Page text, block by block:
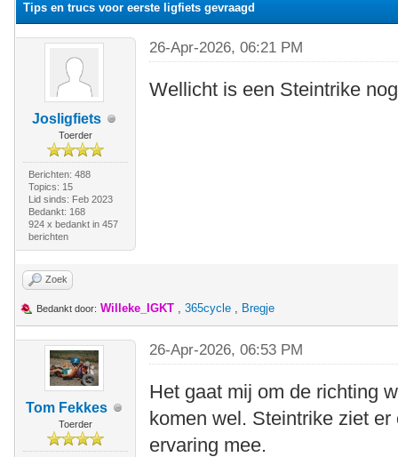
Tips en trucs voor eerste ligfiets gevraagd
Josligfiets
Toerder
Berichten: 488
Topics: 15
Lid sinds: Feb 2023
Bedankt: 168
924 x bedankt in 457
berichten
26-Apr-2026, 06:21 PM
Wellicht is een Steintrike
Zoek
Bedankt door: Willeke_IGKT , 365cycle , Bregje
Tom Fekkes
Toerder
26-Apr-2026, 06:53 PM
Het gaat mij om de richting
komen wel. Steintrike ziet
ervaring mee.